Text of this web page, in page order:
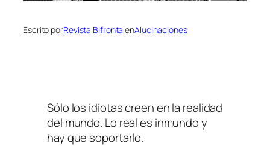
Escrito porRevista BifrontalenAlucinaciones
Sólo los idiotas creen en la realidad
del mundo. Lo real es inmundo y
hay que soportarlo.